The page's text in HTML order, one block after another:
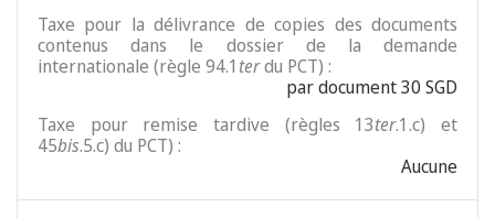
Taxe pour la délivrance de copies des documents
contenus dans le dossier de la demande
internationale (règle 94.1 terdu PCT) :
par document 30 SGD
Taxe pour remise tardive (règles 13ter.1.c) et
45bis.5.c) du PCT) :
Aucune